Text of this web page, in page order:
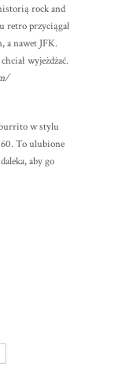
rock and
retro przyciągał
a nawet JFK.
wyjeżdżać.
burrito w stylu
To ulubione
aby go